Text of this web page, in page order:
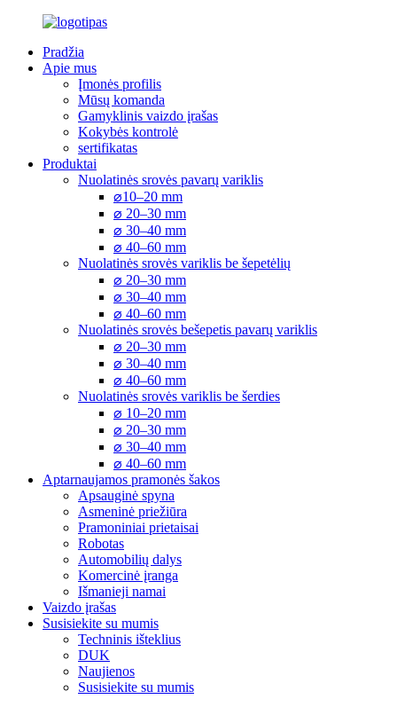
Pradžia
Apie mus
Įmonės profilis
Mūsų komanda
Gamyklinis vaizdo įrašas
Kokybės kontrolė
sertifikatas
Produktai
Nuolatinės srovės pavarų variklis
⌀10–20 mm
⌀ 20–30 mm
⌀ 30–40 mm
⌀ 40–60 mm
Nuolatinės srovės variklis be šepetėlių
⌀ 20–30 mm
⌀ 30–40 mm
⌀ 40–60 mm
Nuolatinės srovės bešepetis pavarų variklis
⌀ 20–30 mm
⌀ 30–40 mm
⌀ 40–60 mm
Nuolatinės srovės variklis be šerdies
⌀ 10–20 mm
⌀ 20–30 mm
⌀ 30–40 mm
⌀ 40–60 mm
Aptarnaujamos pramonės šakos
Apsauginė spyna
Asmeninė priežiūra
Pramoniniai prietaisai
Robotas
Automobilių dalys
Komercinė įranga
Išmanieji namai
Vaizdo įrašas
Susisiekite su mumis
Techninis išteklius
DUK
Naujienos
Susisiekite su mumis